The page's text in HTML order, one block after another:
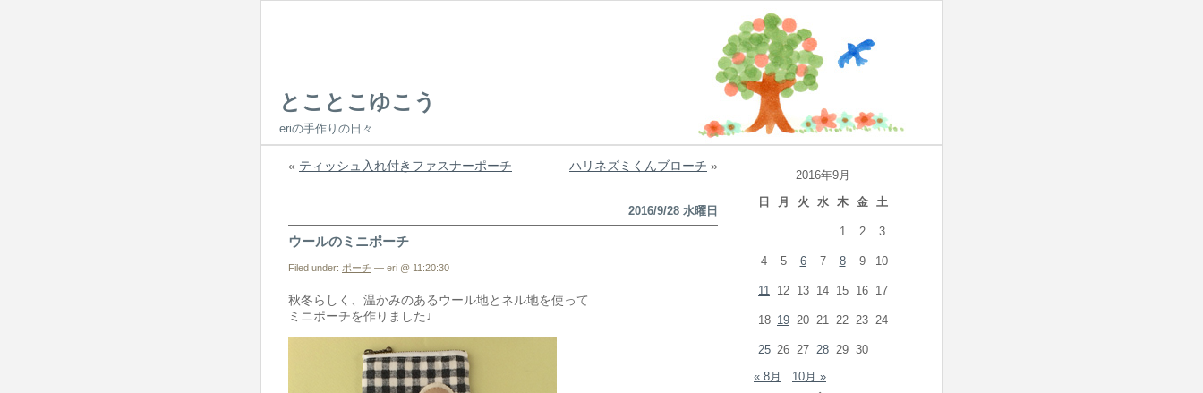
とことこゆこう
eriの手作りの日々
« ティッシュ入れ付きファスナーポーチ ハリネズミくんブローチ »
2016/9/28 水曜日
ウールのミニポーチ
Filed under: ポーチ — eri @ 11:20:30
秋冬らしく、温かみのあるウール地とネル地を使って
ミニポーチを作りました♩
2016年9月
日
月 火 水 木 金 土
1 2 3
4 5 6 7 8 9 10
11 12 13 14 15 16 17
18 19 20 21 22 23 24
25 26 27 28 29 30
« 8月
10月 »